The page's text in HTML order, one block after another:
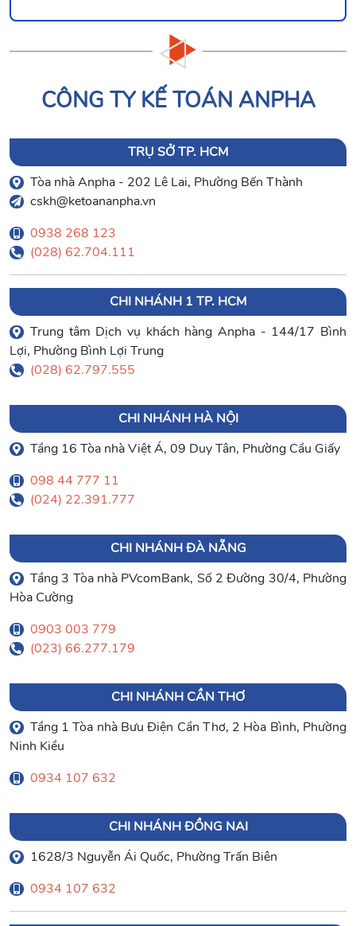
CÔNG TY KẾ TOÁN ANPHA
TRỤ SỞ TP. HCM
Tòa nhà Anpha - 202 Lê Lai, Phường Bến Thành
cskh@ketoananpha.vn
0938 268 123
(028) 62.704.111
CHI NHÁNH 1 TP. HCM
Trung tâm Dịch vụ khách hàng Anpha - 144/17 Bình
Lợi, Phường Bình Lợi Trung
(028) 62.797.555
CHI NHÁNH HÀ NỘI
Tầng 16 Tòa nhà Việt Á, 09 Duy Tân, Phường Cầu Giấy
098 44 777 11
(024) 22.391.777
CHI NHÁNH ĐÀ NẴNG
Tầng 3 Tòa nhà PVcomBank, Số 2 Đường 30/4, Phường
Hòa Cường
0903 003 779
(023) 66.277.179
CHI NHÁNH CẦN THƠ
Tầng 1 Tòa nhà Bưu Điện Cần Thơ, 2 Hòa Bình, Phường
Ninh Kiều
0934 107 632
CHI NHÁNH ĐỒNG NAI
1628/3 Nguyễn Ái Quốc, Phường Trấn Biên
0934 107 632